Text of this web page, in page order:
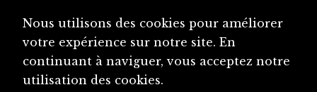
Nous utilisons des cookies pour améliorer
votre expérience sur notre site. En
continuant à naviguer, vous acceptez notre
utilisation des cookies.